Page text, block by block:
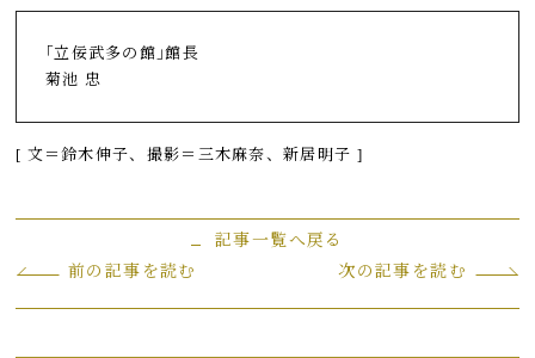
｢立佞武多の館｣館長
菊池 忠
[ 文＝鈴木伸子、撮影＝三木麻奈、新居明子 ]
記事一覧へ戻る
前の記事を読む
次の記事を読む